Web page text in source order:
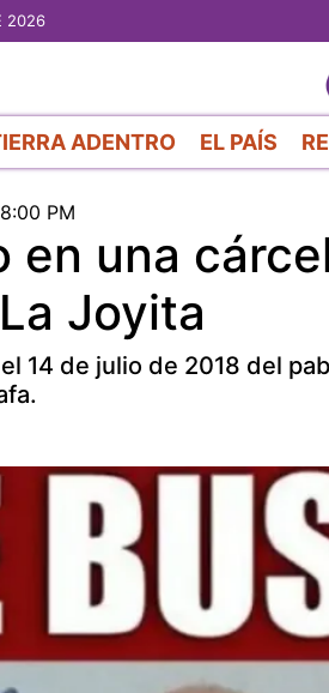
2026
ADENTRO EL PAÍS
PM
en una
Joyita
14 de julio de 2018 del